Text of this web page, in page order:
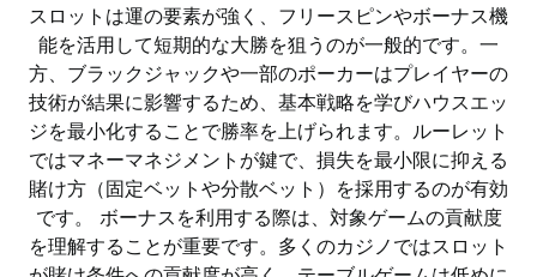
スロットは運の要素が強く、フリースピンやボーナス機
能を活用して短期的な大勝を狙うのが一般的です。一
方、ブラックジャックや一部のポーカーはプレイヤーの
技術が結果に影響するため、基本戦略を学びハウスエッ
ジを最小化することで勝率を上げられます。ルーレット
ではマネーマネジメントが鍵で、損失を最小限に抑える
賭け方（固定ベットや分散ベット）を採用するのが有効
です。 ボーナスを利用する際は、対象ゲームの貢献度
を理解することが重要です。多くのカジノではスロット